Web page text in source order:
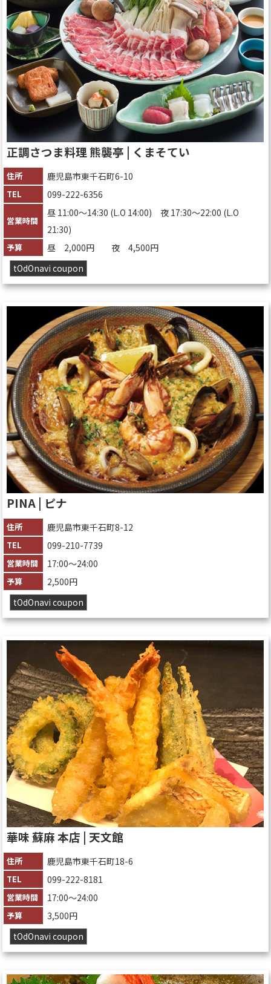
正調さつま料理 熊襲亭 | くまそてい
住所 鹿児島市東千石町6-10
TEL 099-222-6356
営業時間
昼 11:00〜14:30 (L.O 14:00) 夜 17:30〜22:00 (L.O
21:30)
予算
昼 2,000円 夜 4,500円
tOdOnavi coupon
PINA | ピナ
住所 鹿児島市東千石町8-12
TEL 099-210-7739
営業時間 17:00〜24:00
予算
2,500円
tOdOnavi coupon
華味 蘇麻 本店 | 天文館
住所 鹿児島市東千石町18-6
TEL 099-222-8181
営業時間 17:00〜24:00
予算
3,500円
tOdOnavi coupon